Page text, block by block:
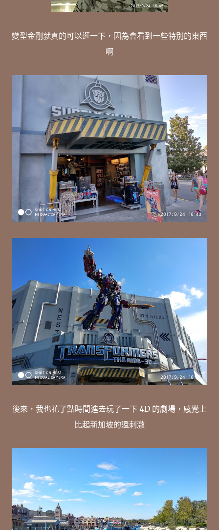
變型金剛就真的可以逛一下，因為會看到一些特別的東西
啊
後來，我也花了點時間進去玩了一下 4D 的劇場，感覺上
比起新加坡的還刺激